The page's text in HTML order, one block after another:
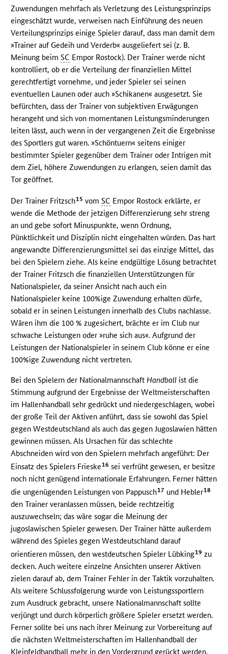
Zuwendungen mehrfach als Verletzung des Leistungsprinzips
eingeschätzt wurde, verweisen nach Einführung des neuen
Verteilungsprinzips einige Spieler darauf, dass man damit dem
»Trainer auf Gedeih und Verderb« ausgeliefert sei (z. B.
Meinung beimSC Empor Rostock). Der Trainer werde nicht
kontrolliert, ob er die Verteilung der finanziellen Mittel
gerechtfertigt vornehme, und jeder Spieler sei seinen
eventuellen Launen oder auch »Schikanen« ausgesetzt. Sie
befürchten, dass der Trainer von subjektiven Erwägungen
herangeht und sich von momentanen Leistungsminderungen
leiten lässt, auch wenn in der vergangenen Zeit die Ergebnisse
des Sportlers gut waren. »Schöntuern« seitens einiger
bestimmter Spieler gegenüber dem Trainer oder Intrigen mit
dem Ziel, höhere Zuwendungen zu erlangen, seien damit das
Tor geöffnet.
Der Trainer Fritzsch15 vomSC Empor Rostock erklärte, er
wende die Methode der jetzigen Differenzierung sehr streng
an und gebe sofort Minuspunkte, wenn Ordnung,
Pünktlichkeit und Disziplin nicht eingehalten würden. Das hart
angewandte Differenzierungsmittel sei das einzige Mittel, das
bei den Spielern ziehe. Als keine endgültige Lösung betrachtet
der Trainer Fritzsch die finanziellen Unterstützungen für
Nationalspieler, da seiner Ansicht nach auch ein
Nationalspieler keine 100%ige Zuwendung erhalten dürfe,
sobald er in seinen Leistungen innerhalb des Clubs nachlasse.
Wären ihm die 100 % zugesichert, brächte er im Club nur
schwache Leistungen oder »ruhe sich aus«. Aufgrund der
Leistungen der Nationalspieler in seinem Club könne er eine
100%ige Zuwendung nicht vertreten.
Bei den Spielern der NationalmannschaftHandball ist die
Stimmung aufgrund der Ergebnisse der Weltmeisterschaften
im Hallenhandball sehr gedrückt und niedergeschlagen, wobei
der große Teil der Aktiven anführt, dass sie sowohl das Spiel
gegen Westdeutschland als auch das gegen Jugoslawien hätten
gewinnen müssen. Als Ursachen für das schlechte
Abschneiden wird von den Spielern mehrfach angeführt: Der
Einsatz des Spielers Frieske16 sei verfrüht gewesen, er besitze
noch nicht genügend internationale Erfahrungen. Ferner hätten
die ungenügenden Leistungen von Pappusch17 und Hebler18
den Trainer veranlassen müssen, beide rechtzeitig
auszuwechseln; das wäre sogar die Meinung der
jugoslawischen Spieler gewesen. Der Trainer hätte außerdem
während des Spieles gegen Westdeutschland darauf
orientieren müssen, den westdeutschen Spieler Lübking19 zu
decken. Auch weitere einzelne Ansichten unserer Aktiven
zielen darauf ab, dem Trainer Fehler in der Taktik vorzuhalten.
Als weitere Schlussfolgerung wurde von Leistungssportlern
zum Ausdruck gebracht, unsere Nationalmannschaft sollte
verjüngt und durch körperlich größere Spieler ersetzt werden.
Ferner sollte bei uns nach ihrer Meinung zur Vorbereitung auf
die nächsten Weltmeisterschaften im Hallenhandball der
Kleinfeldhandball mehr in den Vordergrund gerückt werden,